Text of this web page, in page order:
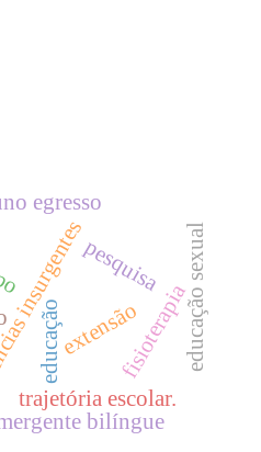
educação
pesquisa
extensão
trajetória escolar.
egresso
fisioterapia
bilíngue
educação sexual